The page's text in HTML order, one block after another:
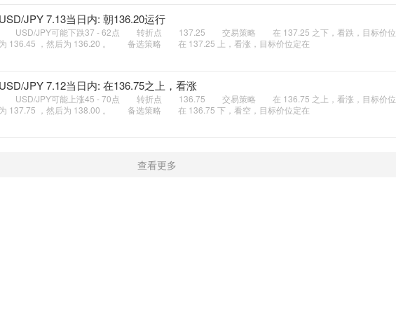
JPY 7.13当日内: 朝136.20运行
JPY可能下跌37 - 62点 转折点 137.25 交易策略 在 137.25 之下，看跌，目标价位
136.45 ，然后为 136.20 。 备选策略 在 137.25 上，看涨，目标价位定在
JPY 7.12当日内: 在136.75之上，看涨
JPY可能上涨45 - 70点 转折点 136.75 交易策略 在 136.75 之上，看涨，目标价位
137.75 ，然后为 138.00 。 备选策略 在 136.75 下，看空，目标价位定在
查看更多